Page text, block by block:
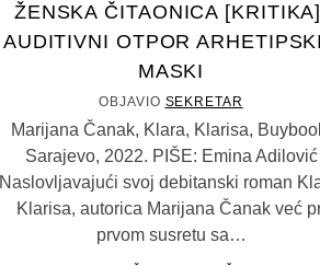
ŽENSKA ČITAONICA
AUDITIVNI OTPOR
MASKI
OBJAVIO SEKRETAR
Marijana Čanak, Klara, Klarisa,
Sarajevo, 2022. PIŠE: Emina Adilović
Naslovljavajući svoj debitanski roman
Klarisa, autorica Marijana Čanak već
prvom susretu sa…